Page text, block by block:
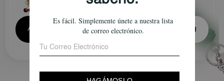
Add Charm to Cart Add Bundle to Bag